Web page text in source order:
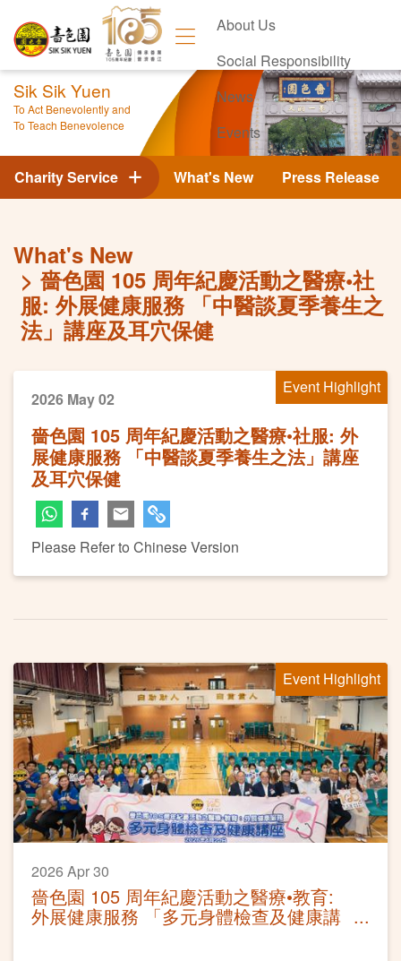
About Us
Social Responsibility
News
Events
Contact Us
Sik Sik Yuen
To Act Benevolently and
To Teach Benevolence
What's New Press Release
Charity Service
What's New
嗇色園 105 周年紀慶活動之醫療•社
服: 外展健康服務 「中醫談夏季養生之
法」講座及耳穴保健
Event Highlight
2026 May 02
嗇色園 105 周年紀慶活動之醫療•社服: 外
展健康服務 「中醫談夏季養生之法」講座
及耳穴保健
Please Refer to Chinese Version
Event Highlight
2026 Apr 30
嗇色園 105 周年紀慶活動之醫療•教育:
外展健康服務 「多元身體檢查及健康講
座」